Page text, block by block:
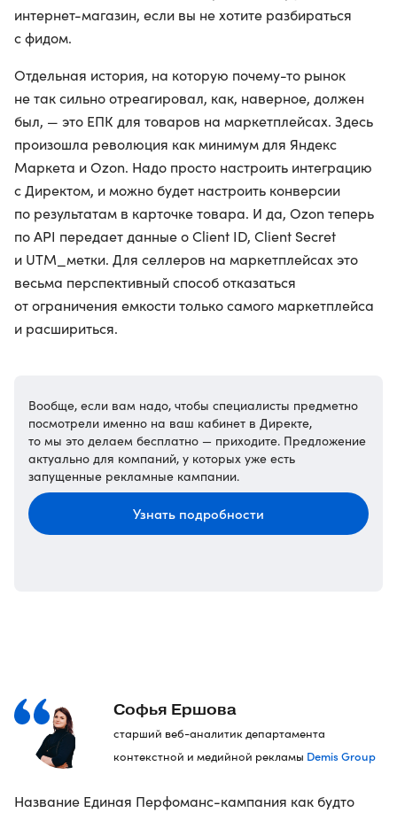
интернет-магазин, если вы не хотите разбираться
с фидом.
Отдельная история, на которую почему-то рынок
не так сильно отреагировал, как, наверное, должен
был, — это ЕПК для товаров на маркетплейсах. Здесь
произошла революция как минимум для Яндекс
Маркета и Ozon. Надо просто настроить интеграцию
с Директом, и можно будет настроить конверсии
по результатам в карточке товара. И да, Ozon теперь
по API передает данные о Client ID, Client Secret
и UTM_метки. Для селлеров на маркетплейсах это
весьма перспективный способ отказаться
от ограничения емкости только самого маркетплейса
и расшириться.
Вообще, если вам надо, чтобы специалисты предметно
посмотрели именно на ваш кабинет в Директе,
то мы это делаем бесплатно — приходите. Предложение
актуально для компаний, у которых уже есть
запущенные рекламные кампании.
Узнать подробности
Софья Ершова
старший веб-аналитик департамента
контекстной и медийной рекламы Demis Group
Название Единая Перфоманс-кампания как будто